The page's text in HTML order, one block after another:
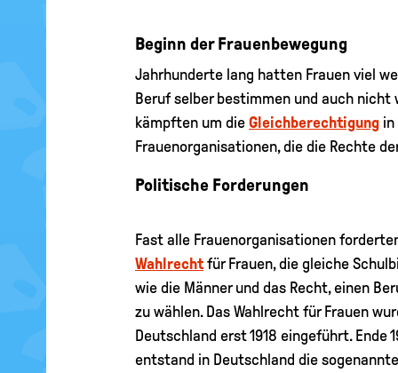
Beginn der Frauenbewegung
Jahrhunderte lang hatten Frauen viel
Beruf selber bestimmen und auch nicht
kämpften um die Gleichberechtigung in
Frauenorganisationen, die die Rechte
Politische Forderungen
Fast alle Frauenorganisationen
Wahlrechtfür Frauen, die gleiche
wie die Männer und das Recht, einen
zu wählen. Das Wahlrecht für Frauen
Deutschland erst 1918 eingeführt. Ende
entstand in Deutschland die